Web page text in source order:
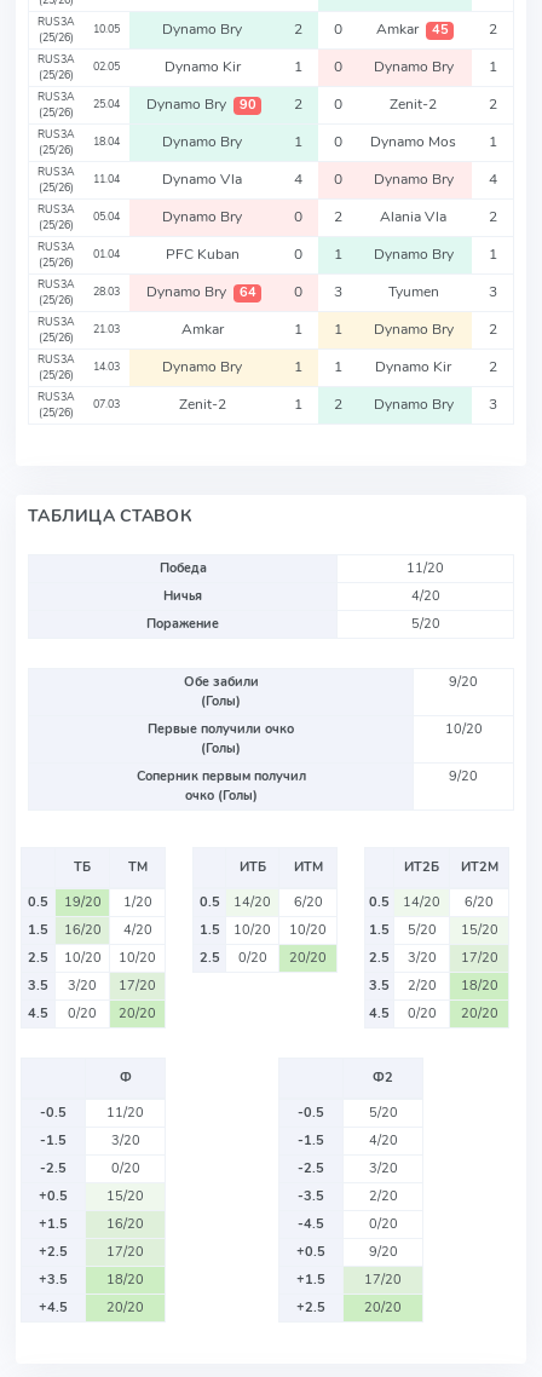
RUS3A
(25/26)
10.05 Dynamo Bry 2 0 Amkar 45 2
RUS3A
(25/26)
02.05 Dynamo Kir 1 0 Dynamo Bry 1
RUS3A
(25/26)
25.04 Dynamo Bry 90 2 0 Zenit-2 2
RUS3A
(25/26)
18.04 Dynamo Bry 1 0 Dynamo Mos 1
RUS3A
(25/26)
11.04 Dynamo Vla 4 0 Dynamo Bry 4
RUS3A
(25/26)
05.04 Dynamo Bry 0 2 Alania Vla 2
RUS3A
(25/26)
01.04 PFC Kuban 0 1 Dynamo Bry 1
RUS3A
(25/26)
28.03 Dynamo Bry 64 0 3 Tyumen 3
RUS3A
(25/26)
21.03 Amkar 1 1 Dynamo Bry 2
RUS3A
(25/26)
14.03 Dynamo Bry 1 1 Dynamo Kir 2
RUS3A
(25/26)
07.03 Zenit-2 1 2 Dynamo Bry 3
ТАБЛИЦА СТАВОК
Победа
11/20
Ничья
4/20
Поражение
5/20
Обе забили
(Голы)
9/20
Первые получили очко
(Голы)
10/20
Соперник первым получил
очко (Голы)
9/20
ТБ
ТМ
0.5
19/20
1/20
1.5
16/20
4/20
2.5
10/20
10/20
3.5
3/20
17/20
4.5
0/20 20/20
ИТБ
ИТМ
0.5
14/20
6/20
1.5
10/20
10/20
2.5
0/20 20/20
ИТ2Б
ИТ2М
0.5
14/20
6/20
1.5
5/20
15/20
2.5
3/20
17/20
3.5
2/20
18/20
4.5
0/20 20/20
Ф
-0.5
11/20
-1.5
3/20
-2.5
0/20
+0.5
15/20
+1.5
16/20
+2.5
17/20
+3.5
18/20
+4.5
20/20
Ф2
-0.5
5/20
-1.5
4/20
-2.5
3/20
-3.5
2/20
-4.5
0/20
+0.5
9/20
+1.5
17/20
+2.5
20/20